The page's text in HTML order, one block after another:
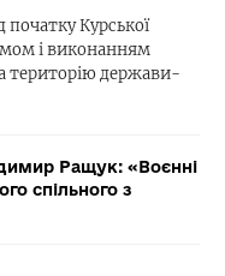
початку Курської
і виконанням
територію держави-
Ращук: «Воєнні
спільного з